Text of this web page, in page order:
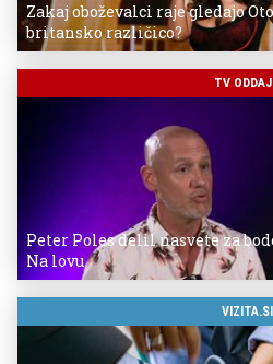
Zakaj oboževalci raje gledajo
britansko različico?
TV
Peter Poles delil nasvete za
Na lovu
VIZITA.SI